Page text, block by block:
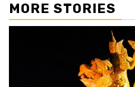
MORE STORIES